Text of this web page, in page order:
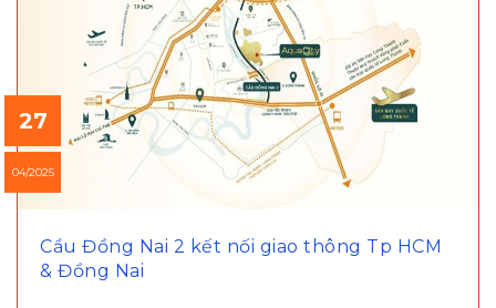
27
04/2025
Cầu Đồng Nai 2 kết nối giao thông Tp HCM
& Đồng Nai